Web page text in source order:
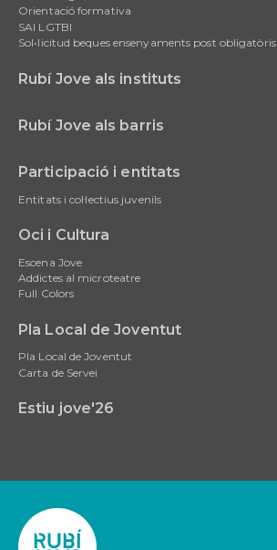
Orientació formativa
SAI LGTBI
Sol•licitud beques ensenyaments post obligatòris
Rubí Jove als instituts
Rubí Jove als barris
Participació i entitats
Entitats i col·lectius juvenils
Oci i Cultura
Escena Jove
Addictes al microteatre
Full Colors
Pla Local de Joventut
Pla Local de Joventut
Carta de Servei
Estiu jove'26